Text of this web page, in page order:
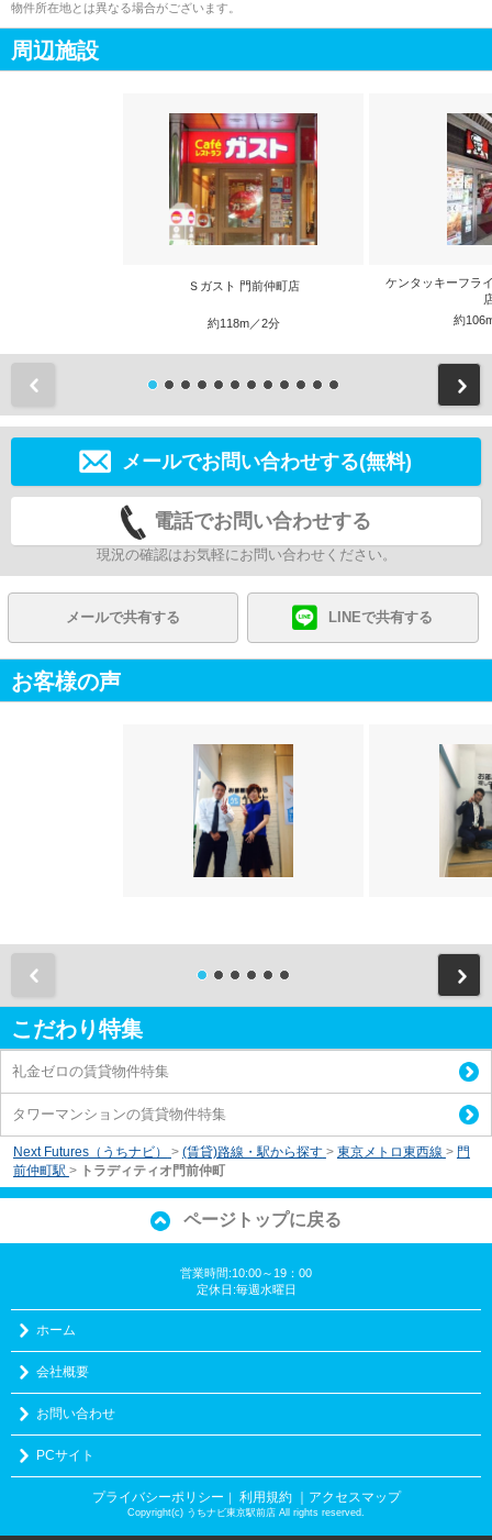
物件所在地とは異なる場合がございます。
周辺施設
Ｓガスト 門前仲町店
約118m／2分
ケンタッキーフラ
約
メールでお問い合わせする(無料)
電話でお問い合わせする
現況の確認はお気軽にお問い合わせください。
メールで共有する LINEで共有する
お客様の声
こだわり特集
礼金ゼロの賃貸物件特集
タワーマンションの賃貸物件特集
Next Futures（うちナビ） > (賃貸)路線・駅から探す > 東京メトロ東西線 > 門
前仲町駅 > トラディティオ門前仲町
ページトップに戻る
営業時間:10:00～19：00
定休日:毎週水曜日
ホーム
会社概要
お問い合わせ
PCサイト
プライバシーポリシー 利用規約 ｜アクセスマップ
Copyright(c) うちナビ東京駅前店 All rights reserved.